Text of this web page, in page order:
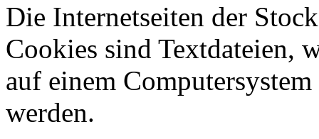
Die Internetseiten der
Cookies sind Textdateien,
auf einem
werden.